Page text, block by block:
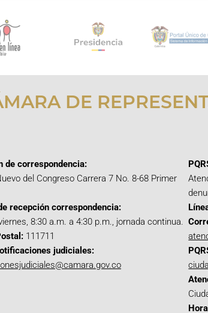
DE
de correspondencia:
del Congreso Carrera 7 No. 8-68 Primer
recepción correspondencia:
8:30 a.m. a 4:30 p.m., jornada continua.
111711
judiciales: